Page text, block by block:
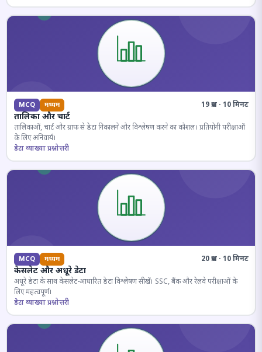
MCQ मध्यम 19 प्रश्न · 10 मिनट
तालिका और चार्ट
तालिकाओं, चार्ट और ग्राफ से डेटा निकालने और विश्लेषण करने का कौशल। प्रतियोगी परीक्षाओं
के लिए अनिवार्य।
डेटा व्याख्या प्रश्नोत्तरी
MCQ मध्यम 20 प्रश्न · 10 मिनट
केसलेट और अधूरे डेटा
अधूरे डेटा के साथ केसलेट-आधारित डेटा विश्लेषण सीखें। SSC, बैंक और रेलवे परीक्षाओं के
लिए महत्वपूर्ण।
डेटा व्याख्या प्रश्नोत्तरी